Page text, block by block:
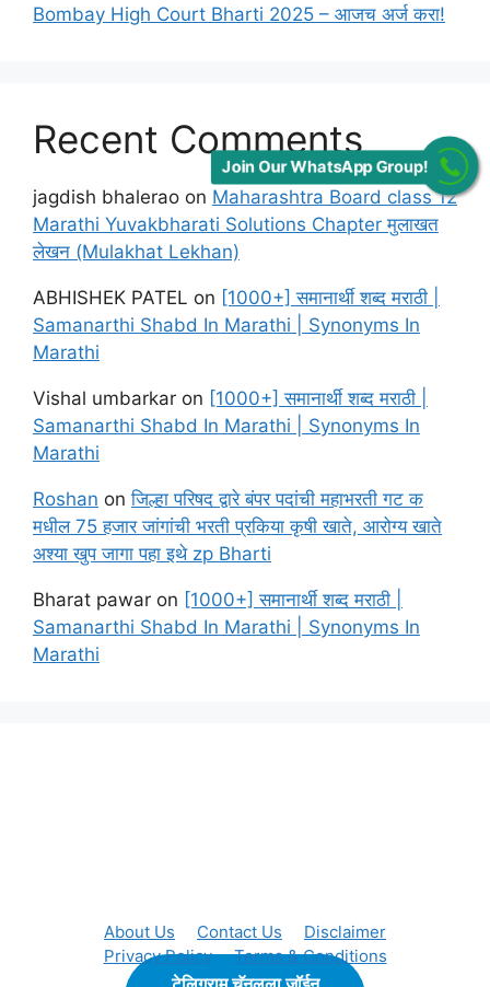
Bombay High Court Bharti 2025 – आजच अर्ज करा!
Recent Comments
jagdish bhalerao on Maharashtra Board class 12
Marathi Yuvakbharati Solutions Chapter मुलाखत
लेखन (Mulakhat Lekhan)
ABHISHEK PATEL on [1000+] समानार्थी शब्द मराठी |
Samanarthi Shabd In Marathi | Synonyms In
Marathi
Vishal umbarkar on [1000+] समानार्थी शब्द मराठी |
Samanarthi Shabd In Marathi | Synonyms In
Marathi
Roshan onजिल्हा परिषद द्वारे बंपर पदांची महाभरती गट क
मधील 75 हजार जांगांची भरती प्रकिया कृषी खाते, आरोग्य खाते
अश्या खुप जागा पहा इथे zp Bharti
Bharat pawar on [1000+] समानार्थी शब्द मराठी |
Samanarthi Shabd In Marathi | Synonyms In
Marathi
About Us Contact Us
Disclaimer
Privacy Policy
Terms & Conditions
Join Our WhatsApp Group!